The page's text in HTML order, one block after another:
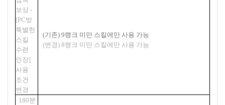
보상 -
[PC방
특별한
스킬
수련
인장]
사용
조건
변경
(기존) 9랭크 미만 스킬에만 사용 가능
(변경) 8랭크 미만 스킬에만 사용 가능
180분